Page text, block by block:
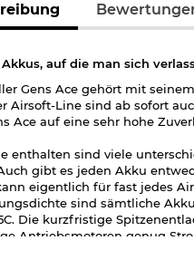
Akkus, auf die man sich
Gens Ace gehört mit
Airsoft-Line sind ab sofort
Ace auf eine sehr hohe
enthalten sind viele
gibt es jeden Akku
eigentlich für fast jedes
sind sämtliche
Die kurzfristige
Antriebsmotoren genug